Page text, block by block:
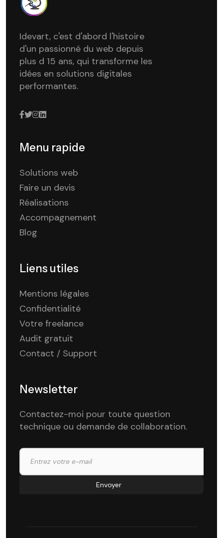
Idevart, c'est d'abord l'histoire
d'un passionné du web depuis
plus d 15 ans, qui transforme les
idées en solutions digitales
performantes.
Menu rapide
Solutions web
Faire un devis
Réalisations
Accompagnement
Blog
Liens utiles
Mentions légales
Confidentialité
Votre freelance
Audit gratuit
Contact / Support
Newsletter
Contactez-moi pour toute question
technique ou demande de collaboration.